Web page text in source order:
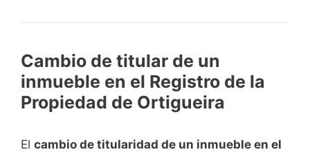
Cambio de titular de un
inmueble en el Registro de la
Propiedad de Ortigueira
El cambio de titularidad de un inmueble en el